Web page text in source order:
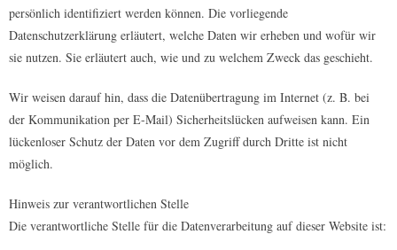
persönlich identifiziert werden können. Die vorliegende
Datenschutzerklärung erläutert, welche Daten wir erheben und wofür wir
sie nutzen. Sie erläutert auch, wie und zu welchem Zweck das geschieht.
Wir weisen darauf hin, dass die Datenübertragung im Internet (z. B. bei
der Kommunikation per E-Mail) Sicherheitslücken aufweisen kann. Ein
lückenloser Schutz der Daten vor dem Zugriff durch Dritte ist nicht
möglich.
Hinweis zur verantwortlichen Stelle
Die verantwortliche Stelle für die Datenverarbeitung auf dieser Website ist: